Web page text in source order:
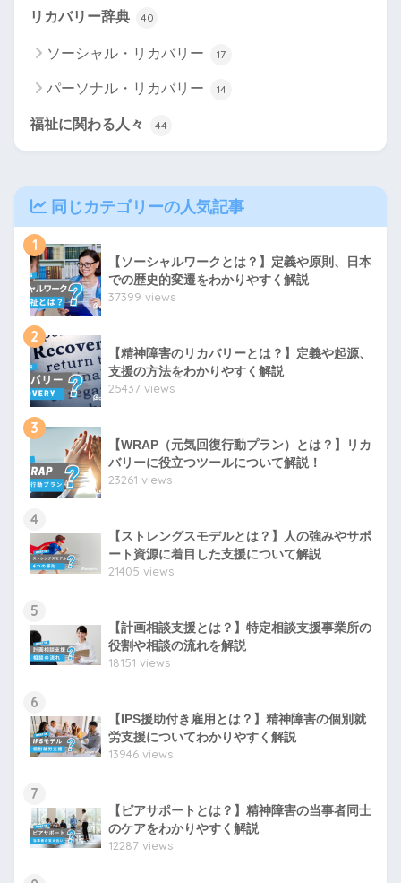
リカバリー辞典 40
ソーシャル・リカバリー 17
パーソナル・リカバリー 14
福祉に関わる人々 44
同じカテゴリーの人気記事
1
【ソーシャルワークとは？】定義や原則、日本
での歴史的変遷をわかりやすく解説
37399 views
2
【精神障害のリカバリーとは？】定義や起源、
支援の方法をわかりやすく解説
25437 views
3
【WRAP（元気回復行動プラン）とは？】リカ
バリーに役立つツールについて解説！
23261 views
4
【ストレングスモデルとは？】人の強みやサポ
ート資源に着目した支援について解説
21405 views
5
【計画相談支援とは？】特定相談支援事業所の
役割や相談の流れを解説
18151 views
6
【IPS援助付き雇用とは？】精神障害の個別就
労支援についてわかりやすく解説
13946 views
7
【ピアサポートとは？】精神障害の当事者同士
のケアをわかりやすく解説
12287 views